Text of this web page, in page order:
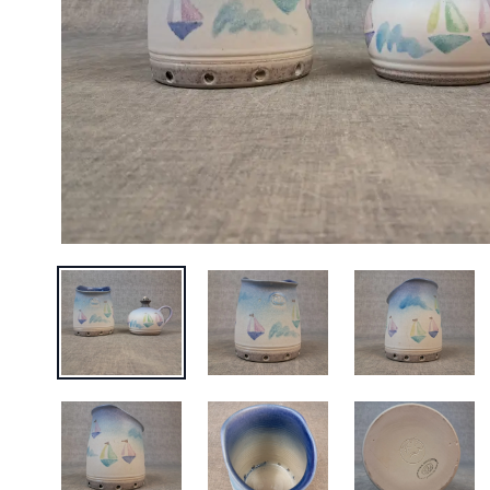
BILD 1 AV PATRICK BENTHAM RADLEY. 2 DELAR, KERAMIK.
BILD 2 AV PATRICK BENTHAM
BILD 3 AV
BILD 5 AV PATRICK BENTHAM RADLEY. 2 DELAR, KERAMIK.
BILD 6 AV PATRICK BENTHAM
BILD 7 AV